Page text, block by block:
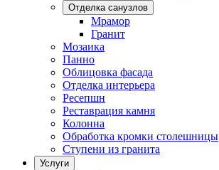
Отделка санузлов
Мрамор
Гранит
Мозаика
Панно
Облицовка фасада
Отделка интерьера
Ресепшн
Реставрация камня
Колонна
Обработка кромки столешницы
Ступени из гранита
Услуги